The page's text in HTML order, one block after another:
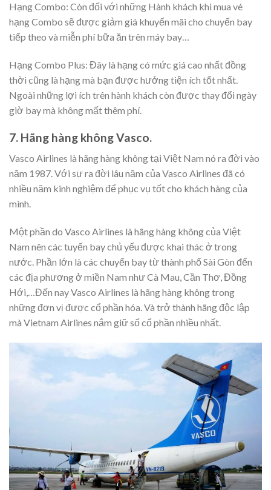
Hạng Combo: Còn đối với những Hành khách khi mua vé
hạng Combo sẽ được giảm giá khuyến mãi cho chuyến bay
tiếp theo và miễn phí bữa ăn trên máy bay…
Hạng Combo Plus: Đây là hạng có mức giá cao nhất đồng
thời cũng là hạng mà bạn được hưởng tiện ích tốt nhất.
Ngoài những lợi ích trên hành khách còn được thay đổi ngày
giờ bay mà không mất thêm phí.
7. Hãng hàng không Vasco.
Vasco Airlines là hãng hàng không tại Việt Nam nó ra đời vào
năm 1987. Với sự ra đời lâu năm của Vasco Airlines đã có
nhiều năm kinh nghiệm để phục vụ tốt cho khách hàng của
mình.
Một phần do Vasco Airlines là hãng hàng không của Việt
Nam nên các tuyến bay chủ yếu được khai thác ở trong
nước. Phần lớn là các chuyến bay từ thành phố Sài Gòn đến
các địa phương ở miền Nam như Cà Mau, Cần Thơ, Đồng
Hới,…Đến nay Vasco Airlines là hãng hàng không trong
những đơn vị được cổ phần hóa. Và trở thành hãng độc lập
mà Vietnam Airlines nắm giữ số cổ phần nhiều nhất.